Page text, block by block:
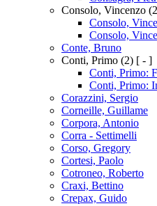
Consolo, Vincenzo
Consolo,
Consolo,
Conte, Bruno
Conti, Primo (2) [ - ]
Conti, Primo:
Conti, Primo:
Corazzini, Sergio
Corneille, Guillame
Corpora, Antonio
Corra - Settimelli
Corso, Gregory
Cortesi, Paolo
Cotroneo, Roberto
Craxi, Bettino
Crepax, Guido